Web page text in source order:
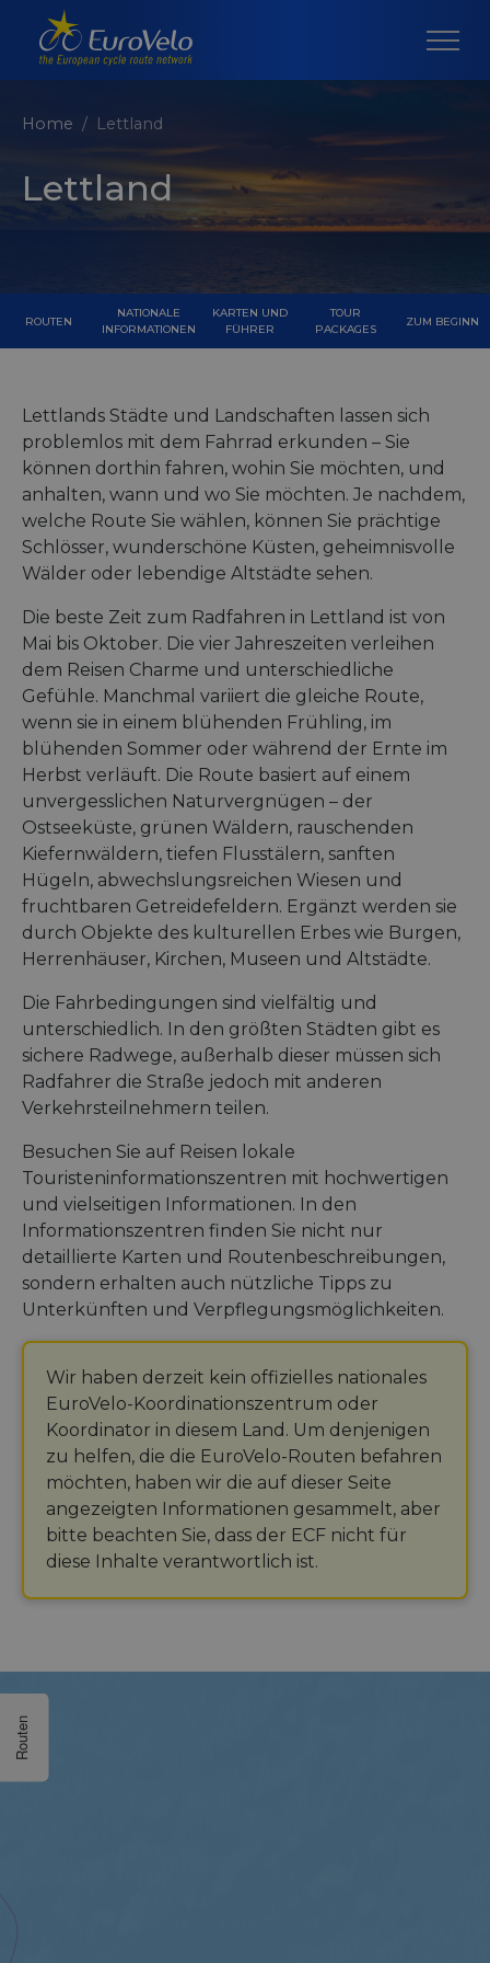
Home Lettland
Lettland
ROUTEN
NATIONALE
INFORMATIONEN
KARTEN UND
FÜHRER
TOUR
PACKAGES
ZUM BEGINN
Lettlands Städte und Landschaften lassen sich
problemlos mit dem Fahrrad erkunden – Sie
können dorthin fahren, wohin Sie möchten, und
anhalten, wann und wo Sie möchten. Je nachdem,
welche Route Sie wählen, können Sie prächtige
Schlösser, wunderschöne Küsten, geheimnisvolle
Wälder oder lebendige Altstädte sehen.
Die beste Zeit zum Radfahren in Lettland ist von
Mai bis Oktober. Die vier Jahreszeiten verleihen
dem Reisen Charme und unterschiedliche
Gefühle. Manchmal variiert die gleiche Route,
wenn sie in einem blühenden Frühling, im
blühenden Sommer oder während der Ernte im
Herbst verläuft. Die Route basiert auf einem
unvergesslichen Naturvergnügen – der
Ostseeküste, grünen Wäldern, rauschenden
Kiefernwäldern, tiefen Flusstälern, sanften
Hügeln, abwechslungsreichen Wiesen und
fruchtbaren Getreidefeldern. Ergänzt werden sie
durch Objekte des kulturellen Erbes wie Burgen,
Herrenhäuser, Kirchen, Museen und Altstädte.
Die Fahrbedingungen sind vielfältig und
unterschiedlich. In den größten Städten gibt es
sichere Radwege, außerhalb dieser müssen sich
Radfahrer die Straße jedoch mit anderen
Verkehrsteilnehmern teilen.
Besuchen Sie auf Reisen lokale
Touristeninformationszentren mit hochwertigen
und vielseitigen Informationen. In den
Informationszentren finden Sie nicht nur
detaillierte Karten und Routenbeschreibungen,
sondern erhalten auch nützliche Tipps zu
Unterkünften und Verpflegungsmöglichkeiten.
Wir haben derzeit kein offizielles nationales
EuroVelo-Koordinationszentrum oder
Koordinator in diesem Land. Um denjenigen
zu helfen, die die EuroVelo-Routen befahren
möchten, haben wir die auf dieser Seite
angezeigten Informationen gesammelt, aber
bitte beachten Sie, dass der ECF nicht für
diese Inhalte verantwortlich ist.
Routen